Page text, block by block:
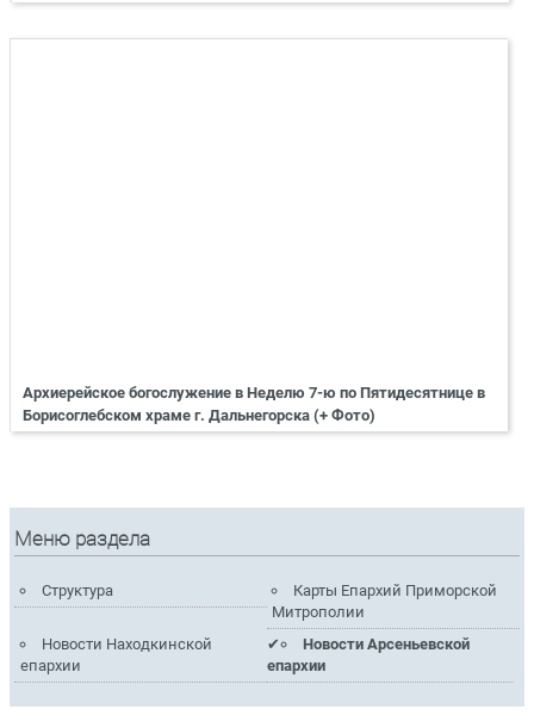
Архиерейское богослужение в Неделю 7-ю по Пятидесятнице в
Борисоглебском храме г. Дальнегорска (+ Фото)
Меню раздела
Структура
Карты Епархий Приморской
Митрополии
Новости Находкинской
епархии
Новости Арсеньевской
епархии